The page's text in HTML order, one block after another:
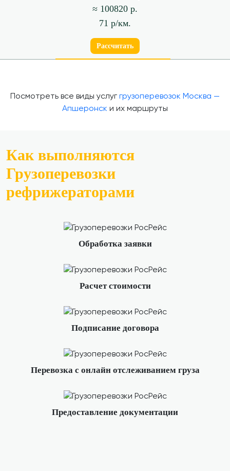
≈ 100820 р.
71 р/км.
Рассчитать
Посмотреть все виды услуг грузоперевозок Москва —
Апшеронск и их маршруты
Как выполняются
Грузоперевозки
рефрижераторами
Обработка заявки
Расчет стоимости
Подписание договора
Перевозка с онлайн отслеживанием груза
Предоставление документации